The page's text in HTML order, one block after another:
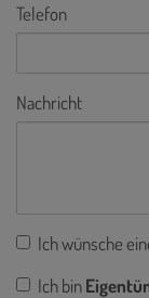
Telefon
Nachricht
Ich wünsche
Ich bin